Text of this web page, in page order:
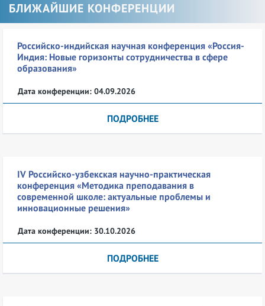
БЛИЖАЙШИЕ КОНФЕРЕНЦИИ
Российско-индийская научная конференция «Россия-
Индия: Новые горизонты сотрудничества в сфере
образования»
Дата конференции: 04.09.2026
ПОДРОБНЕЕ
IV Российско-узбекская научно-практическая
конференция «Методика преподавания в
современной школе: актуальные проблемы и
инновационные решения»
Дата конференции: 30.10.2026
ПОДРОБНЕЕ